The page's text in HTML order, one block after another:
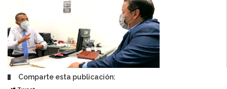
Comparte esta publicación: